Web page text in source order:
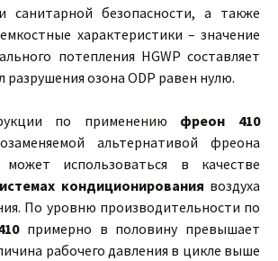
санитарной безопасности, а также
характеристики – значение
потепления HGWP составляет
разрушения озона ODP равен нулю.
по применению фреон 410
альтернативой фреона
использоваться в качестве
кондиционирования воздуха
По уровню производительности по
примерно в половину превышает
рабочего давления в цикле выше